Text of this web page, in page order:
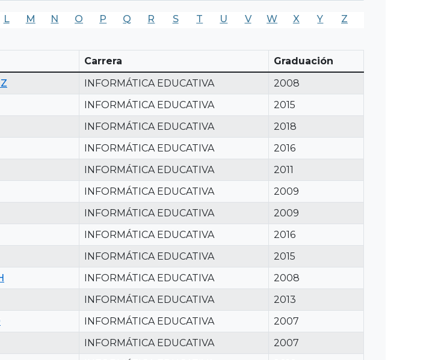
L M N O P Q R S T U V W X Y Z
Carrera
Graduación
INFORMÁTICA EDUCATIVA
2008
INFORMÁTICA EDUCATIVA
2015
INFORMÁTICA EDUCATIVA
2018
INFORMÁTICA EDUCATIVA
2016
INFORMÁTICA EDUCATIVA
2011
INFORMÁTICA EDUCATIVA
2009
INFORMÁTICA EDUCATIVA
2009
INFORMÁTICA EDUCATIVA
2016
INFORMÁTICA EDUCATIVA
2015
INFORMÁTICA EDUCATIVA
2008
INFORMÁTICA EDUCATIVA
2013
INFORMÁTICA EDUCATIVA
2007
INFORMÁTICA EDUCATIVA
2007